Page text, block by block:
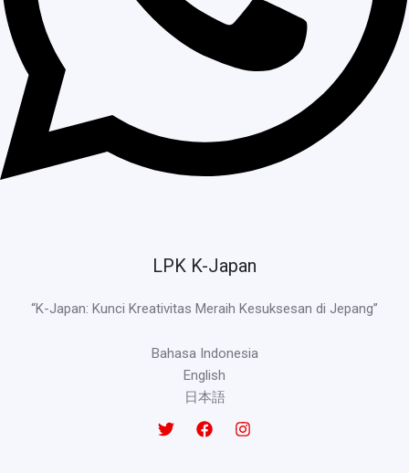
LPK K-Japan
“K-Japan: Kunci Kreativitas Meraih Kesuksesan di Jepang”
Bahasa Indonesia
English
日本語